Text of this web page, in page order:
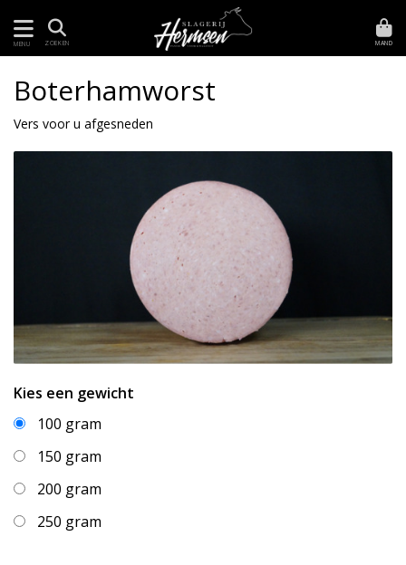
MENU ZOEKEN MAND
Boterhamworst
Vers voor u afgesneden
Kies een gewicht
100 gram
150 gram
200 gram
250 gram